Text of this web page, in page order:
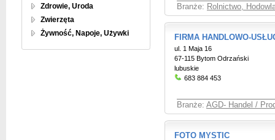
Zdrowie, Uroda
Zwierzęta
Żywność, Napoje, Używki
Branże: Rolnictwo,
FIRMA HANDLOWO-
ul. 1 Maja 16
67-115 Bytom Odrzański
lubuskie
683 884 453
Branże: AGD- Handel /
FOTO MYSTIC